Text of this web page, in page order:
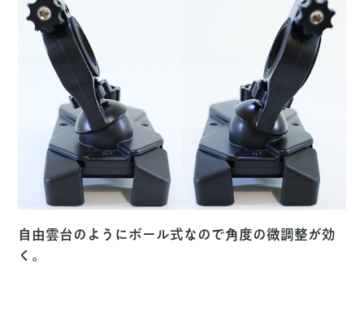
自由雲台のようにボール式なので角度の微調整が効
く。